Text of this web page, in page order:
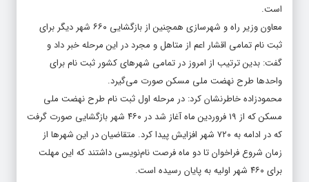
است.
معاون وزیر راه و شهرسازی همچنین از بازگشایی ۶۶۰ شهر دیگر برای
ثبت نام تمامی اقشار اعم از متاهل و مجرد در این مرحله خبر داد و
گفت: بدین ترتیب از امروز در تمامی شهرهای کشور ثبت نام برای
واحدها طرح نهضت ملی مسکن صورت می‌گیرد.
محمودزاده خاطرنشان کرد: در مرحله اول ثبت نام طرح نهضت ملی
مسکن که از ۱۹ فروردین ماه آغاز شد در ۴۶۰ شهر بازگشایی صورت گرفت
که در ادامه به ۷۲۰ شهر افزایش پیدا کرد. متقاضیان در این شهرها از
زمان شروع فراخوان تا دو ماه فرصت نام‌نویسی داشتند که این مهلت
برای ۴۶۰ شهر اولیه به پایان رسیده است.